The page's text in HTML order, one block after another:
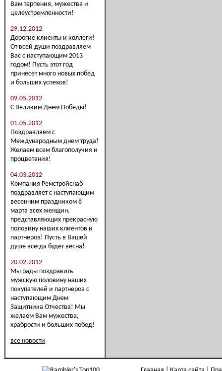
Вам терпения, мужества и
целеустремленности!
29.12.2012
Дорогие клиенты и коллеги!
От всей души поздравляем
Вас с наступающим 2013
годом! Пусть этот год
принесет много новых побед
и больших успехов!
09.05.2012
С Великим Днем Победы!
01.05.2012
Поздравляем с
Международным днем труда!
Желаем всем благополучия и
процветания!
04.03.2012
Компания Ремстройснаб
поздравляет с наступающим
весенним праздником 8
марта всех женщин,
представляющих прекрасную
половину наших клиентов и
партнеров! Пусть в Вашей
душе всегда будет весна!
20.02.2012
Мы рады поздравить
мужскую половину наших
покупателей и партнеров с
наступающим Днем
Защитника Отчества! Мы
желаем Вам мужества,
храбрости и больших побед!
все новости